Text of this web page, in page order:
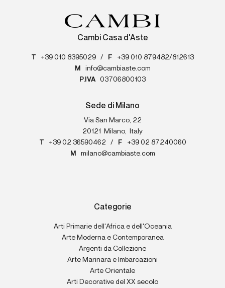
Cambi Casa d'Aste
T +39 010 8395029 / F
+39 010 879482/812613
M
info@cambiaste.com
P.IVA
03706800103
Sede di Milano
Via San Marco, 22
20121
Milano,
Italy
T
+39 02 36590462 / F
+39 02 87240060
M
milano@cambiaste.com
Categorie
Arti Primarie dell'Africa e dell'Oceania
Arte Moderna e Contemporanea
Argenti da Collezione
Arte Marinara e Imbarcazioni
Arte Orientale
Arti Decorative del XX secolo